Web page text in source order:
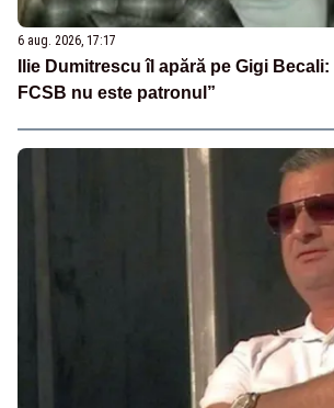
6 aug. 2026, 17:17
Ilie Dumitrescu îl apără pe Gigi
FCSB nu este patronul”